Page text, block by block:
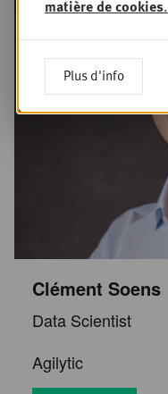
Clément Soens
Data Scientist
Agilytic
matière de cookies.
Plus d'info